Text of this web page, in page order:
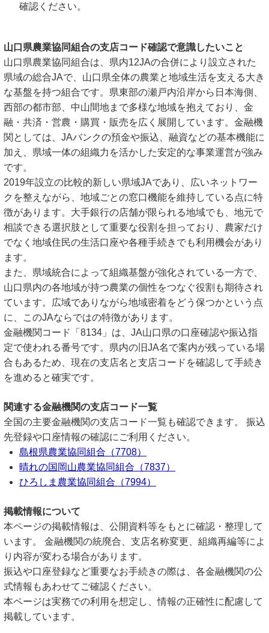
確認ください。
山口県農業協同組合の支店コード確認で意識したいこと
山口県農業協同組合は、県内12JAの合併により設立された
県域の総合JAで、山口県全体の農業と地域生活を支える大き
な基盤を持つ組合です。県東部の瀬戸内沿岸から日本海側、
西部の都市部、中山間地まで多様な地域を抱えており、金
融・共済・営農・購買・販売を広く展開しています。金融機
関としては、JAバンクの預金や振込、融資などの基本機能に
加え、県域一体の組織力を活かした安定的な事業運営が強み
です。
2019年設立の比較的新しい県域JAであり、広いネットワー
クを整えながら、地域ごとの窓口機能を維持している点に特
徴があります。大手銀行の店舗が限られる地域でも、地元で
相談できる選択肢として重要な役割を担っており、農家だけ
でなく地域住民の生活口座や各種手続きでも利用機会があり
ます。
また、県域統合によって組織基盤が強化されている一方で、
山口県内の各地域が持つ農業の個性をつなぐ役割も期待され
ています。広域でありながら地域密着をどう保つかという点
に、このJAならではの特徴があります。
金融機関コード「8134」は、JA山口県の口座確認や振込指
定で使われる番号です。県内の旧JA名で案内が残っている場
合もあるため、現在の支店名と支店コードを確認して手続き
を進めると確実です。
関連する金融機関の支店コード一覧
全国の主要金融機関の支店コード一覧も確認できます。 振込
先登録や口座情報の確認にご利用ください。
島根県農業協同組合（7708）
晴れの国岡山農業協同組合（7837）
ひろしま農業協同組合（7994）
掲載情報について
本ページの掲載情報は、公開資料等をもとに確認・整理して
います。 金融機関の統廃合、支店名称変更、組織再編等によ
り内容が変わる場合があります。
振込や口座登録など重要なお手続きの際は、各金融機関の公
式情報もあわせてご確認ください。
本ページは実務での利用を想定し、情報の正確性に配慮して
掲載しています。